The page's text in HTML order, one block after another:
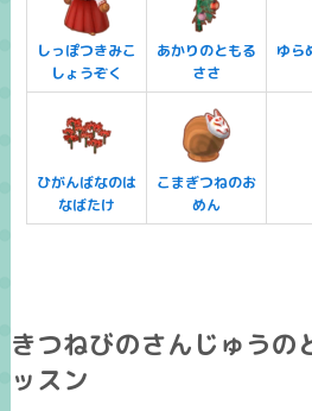
しっぽつきみこ
しょうぞく
あかりのともる
ささ
ゆら
ひがんばなのは
なばたけ
こまぎつねのお
めん
きつねびのさんじゅうの
ッスン